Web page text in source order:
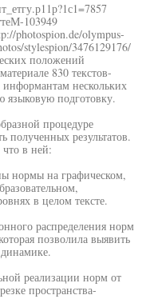
103949
photospion.de/olympus-
stylespion/3476129176/
положений
830 текстов-
нескольких
подготовку.
процедуре
полученных результатов.
в ней:
нормы на графическом,
в целом тексте.
распределения норм
позволила выявить
реализации норм от
пространства-